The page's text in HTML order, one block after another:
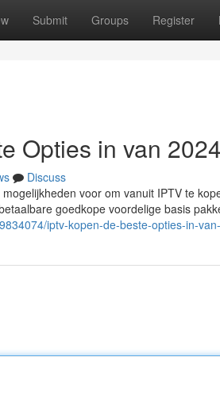
Submit Groups Register
Opties in van 2024
Discuss
voor om vanuit IPTV te
goedkope voordelige basis
iptv-kopen-de-beste-opties-in-